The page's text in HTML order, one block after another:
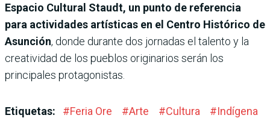
Espacio Cultural Staudt, un punto de referencia
para actividades artísticas en el Centro Histórico de
Asunción, donde durante dos jornadas el talento y la
creatividad de los pueblos originarios serán los
principales protagonistas.
Etiquetas: #Feria Ore #Arte #Cultura #Indígena